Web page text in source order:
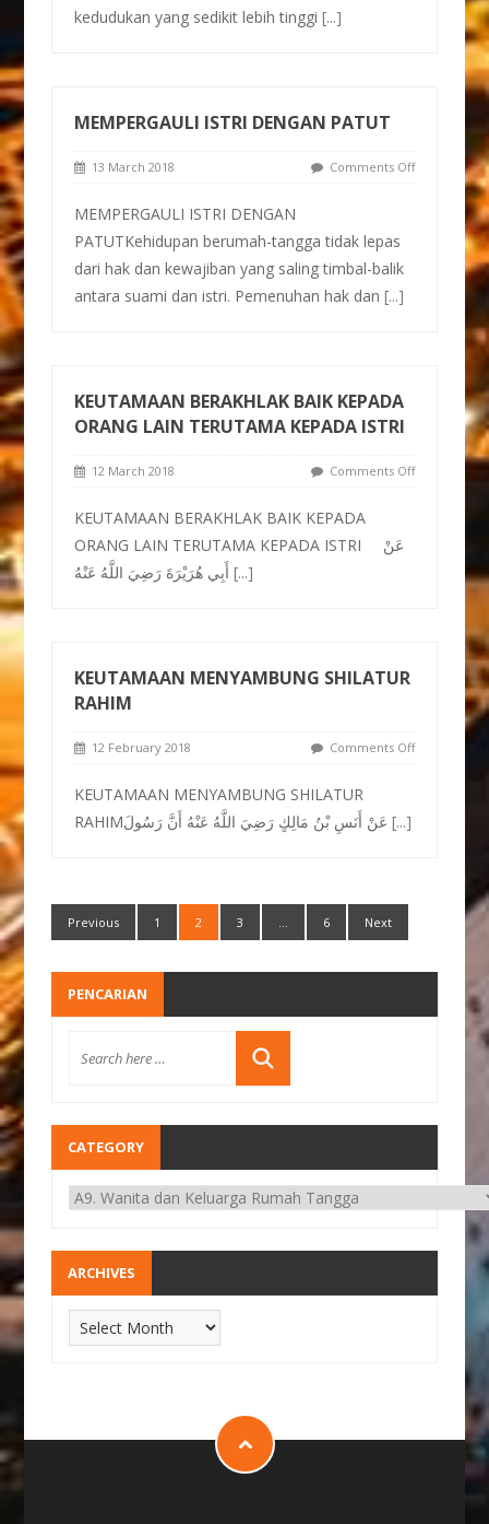
kedudukan yang sedikit lebih tinggi[...]
MEMPERGAULI ISTRI DENGAN PATUT
13 March 2018 Comments Off
MEMPERGAULI ISTRI DENGAN
PATUTKehidupan berumah-tangga tidak lepas
dari hak dan kewajiban yang saling timbal-balik
antara suami dan istri. Pemenuhan hak dan[...]
KEUTAMAAN BERAKHLAK BAIK KEPADA
ORANG LAIN TERUTAMA KEPADA ISTRI
12 March 2018 Comments Off
KEUTAMAAN BERAKHLAK BAIK KEPADA
ORANG LAIN TERUTAMA KEPADA ISTRI عَنْ
أَبِي هُرَيْرَةَ رَضِيَ اللَّهُ عَنْهُ[...]
KEUTAMAAN MENYAMBUNG SHILATUR
RAHIM
12 February 2018 Comments Off
KEUTAMAAN MENYAMBUNG SHILATUR
RAHIMعَنْ أَنَسِ بْنُ مَالِكٍ رَضِيَ اللَّهُ عَنْهُ أَنَّ رَسُولَ[...]
Previous 1 2 3 … 6 Next
PENCARIAN
CATEGORY
ARCHIVES